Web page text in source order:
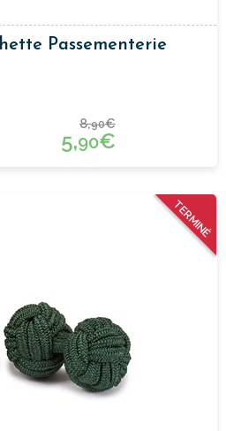
Passementerie
8,90€
5,90€
TERMINÉ